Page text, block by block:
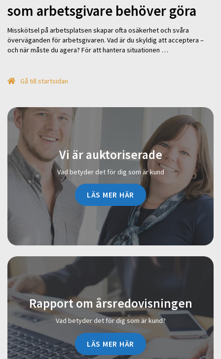
som arbetsgivare behöver göra
Misskötsel på arbetsplatsen skapar ofta osäkerhet och svåra
överväganden för arbetsgivaren. Vad är du skyldig att acceptera –
och när måste du agera? För att hantera situationen …
Gå till startsidan
Vi är auktoriserade
Vad betyder det för dig som är kund
LÄS MER HÄR
Rapport om årsredovisningen
Vad betyder det för dig som är kund?
LÄS MER HÄR